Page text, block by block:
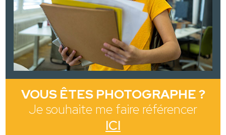
VOUS ÊTES PHOTOGRAPHE ?
Je souhaite me faire référencer
ICI